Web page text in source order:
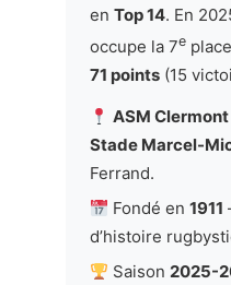
en Top 14. En
occupe la 7e
71 points(15
ASM
Stade Marcel-
Ferrand.
Fondé en 1911
d’histoire
Saison 2025-